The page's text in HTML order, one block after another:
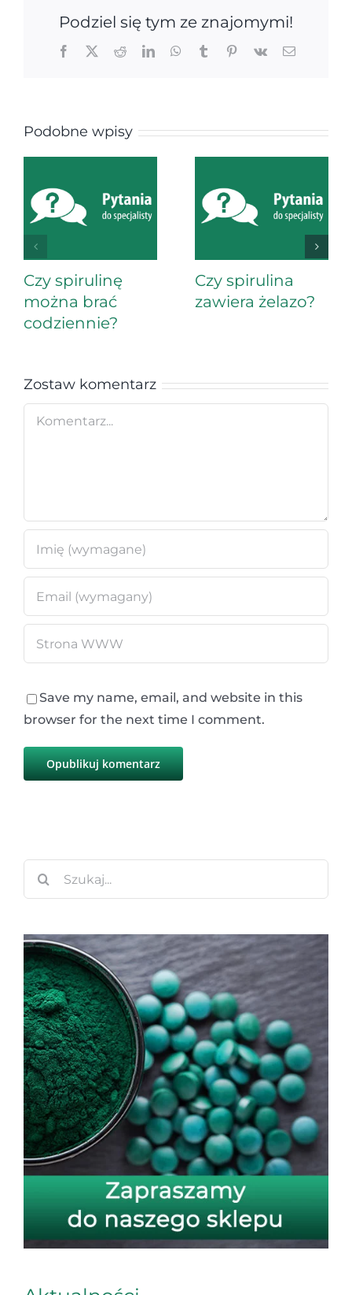
Podziel się tym ze znajomymi!
Facebook
X RedditLinkedInWhatsApp
TumblrPinterest
Vk Email
Podobne wpisy
Czy spirulinę
można brać
codziennie?
Czy spirulina
zawiera żelazo?
Zostaw komentarz
Comment
Save my name, email, and website in this
browser for the next time I comment.